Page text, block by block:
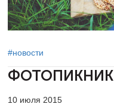
#новости
ФОТОПИКНИК
10 июля 2015